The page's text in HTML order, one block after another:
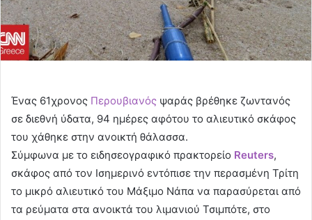
Ένας 61χρονος Περουβιανός ψαράς βρέθηκε ζωντανός
σε διεθνή ύδατα, 94 ημέρες αφότου το αλιευτικό σκάφος
του χάθηκε στην ανοικτή θάλασσα.
Σύμφωνα με το ειδησεογραφικό πρακτορείο Reuters,
σκάφος από τον Ισημερινό εντόπισε την περασμένη Τρίτη
το μικρό αλιευτικό του Μάξιμο Νάπα να παρασύρεται από
τα ρεύματα στα ανοικτά του λιμανιού Τσιμπότε, στο